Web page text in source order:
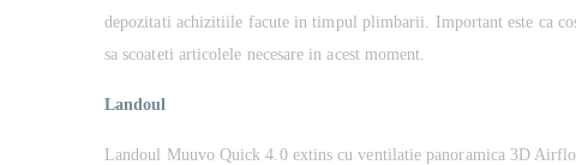
depozitati achizitiile facute in timpul plimbarii. Important este ca
sa scoateti articolele necesare in acest moment.
Landoul
Landoul Muuvo Quick 4.0 extins cu ventilatie panoramica 3D